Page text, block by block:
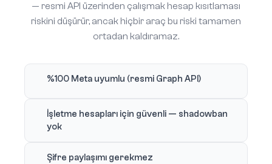
— resmi API üzerinden çalışmak hesap kısıtlaması
riskini düşürür, ancak hiçbir araç bu riski tamamen
ortadan kaldıramaz.
%100 Meta uyumlu (resmi Graph API)
İşletme hesapları için güvenli — shadowban
yok
Şifre paylaşımı gerekmez